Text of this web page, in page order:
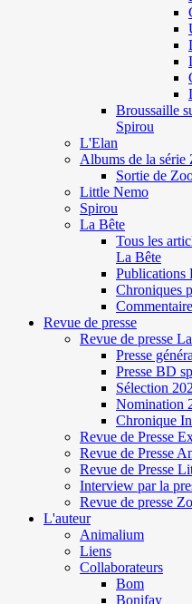
Broussaille
Spirou
L'Elan
Albums de la série
Sortie de
Little Nemo
Spirou
La Bête
Tous les
La Bête
Publications
Chroniques
Revue de presse
Revue de presse
Presse
Presse BD
Sélection
Nomination
Chronique
Revue de Presse
Revue de Presse
Revue de Presse
Interview par la
Revue de presse
L'auteur
Animalium
Liens
Collaborateurs
Bom
Bonifay